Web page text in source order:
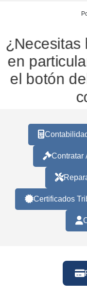
¿Necesitas
en
el botón
Contratar
Certificados